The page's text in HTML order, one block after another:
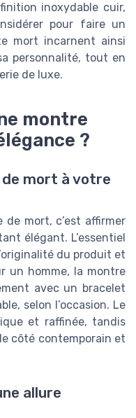
inoxydable cuir,
pour faire un
mort incarnent ainsi
personnalité, tout en
de luxe.
montre
?
mort à votre
mort, c’est affirmer
élégant. L’essentiel
du produit et
un homme, la montre
avec un bracelet
selon l’occasion. Le
et raffinée, tandis
côté contemporain et
allure